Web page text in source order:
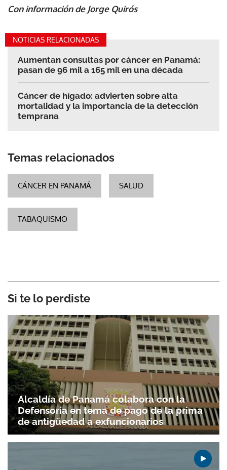
Con información de Jorge Quirós
NOTICIAS RELACIONADAS
Aumentan consultas por cáncer en Panamá:
pasan de 96 mil a 165 mil en una década
Cáncer de hígado: advierten sobre alta
mortalidad y la importancia de la detección
temprana
Temas relacionados
CÁNCER EN PANAMÁ SALUD
TABAQUISMO
Si te lo perdiste
Alcaldía de Panamá colabora con la
Defensoría en tema de pago de la prima
de antigüedad a exfuncionarios